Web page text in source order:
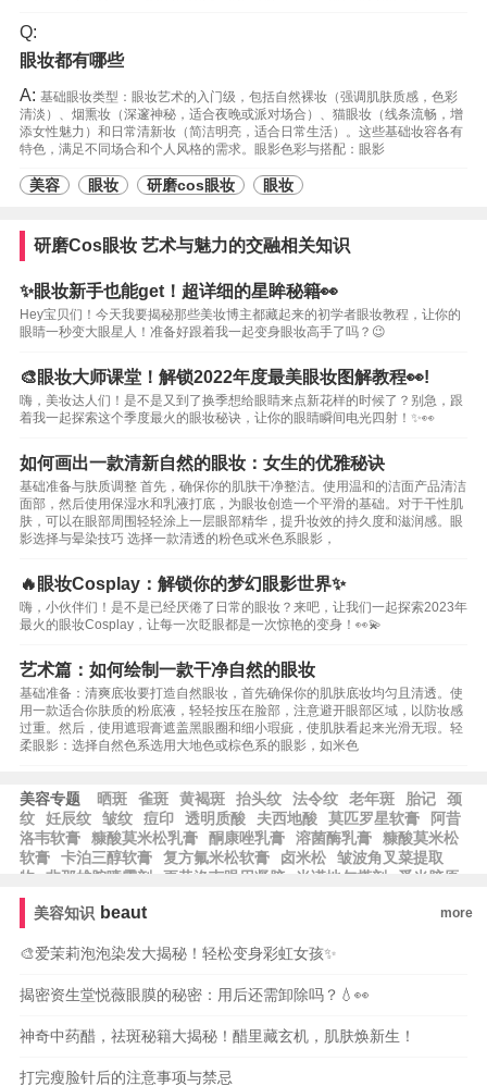
Q:
眼妆都有哪些
A: 基础眼妆类型：眼妆艺术的入门级，包括自然裸妆（强调肌肤质感，色彩
清淡）、烟熏妆（深邃神秘，适合夜晚或派对场合）、猫眼妆（线条流畅，增
添女性魅力）和日常清新妆（简洁明亮，适合日常生活）。这些基础妆容各有
特色，满足不同场合和个人风格的需求。眼影色彩与搭配：眼影
美容 眼妆 研磨cos眼妆 眼妆
研磨Cos眼妆 艺术与魅力的交融相关知识
✨眼妆新手也能get！超详细的星眸秘籍👀
Hey宝贝们！今天我要揭秘那些美妆博主都藏起来的初学者眼妆教程，让你的
眼睛一秒变大眼星人！准备好跟着我一起变身眼妆高手了吗？😉
🎨眼妆大师课堂！解锁2022年度最美眼妆图解教程👀!
嗨，美妆达人们！是不是又到了换季想给眼睛来点新花样的时候了？别急，跟
着我一起探索这个季度最火的眼妆秘诀，让你的眼睛瞬间电光四射！✨👀
如何画出一款清新自然的眼妆：女生的优雅秘诀
基础准备与肤质调整 首先，确保你的肌肤干净整洁。使用温和的洁面产品清洁
面部，然后使用保湿水和乳液打底，为眼妆创造一个平滑的基础。对于干性肌
肤，可以在眼部周围轻轻涂上一层眼部精华，提升妆效的持久度和滋润感。眼
影选择与晕染技巧 选择一款清透的粉色或米色系眼影，
🔥眼妆Cosplay：解锁你的梦幻眼影世界✨
嗨，小伙伴们！是不是已经厌倦了日常的眼妆？来吧，让我们一起探索2023年
最火的眼妆Cosplay，让每一次眨眼都是一次惊艳的变身！👀💫
艺术篇：如何绘制一款干净自然的眼妆
基础准备：清爽底妆要打造自然眼妆，首先确保你的肌肤底妆均匀且清透。使
用一款适合你肤质的粉底液，轻轻按压在脸部，注意避开眼部区域，以防妆感
过重。然后，使用遮瑕膏遮盖黑眼圈和细小瑕疵，使肌肤看起来光滑无瑕。轻
柔眼影：选择自然色系选用大地色或棕色系的眼影，如米色
美容专题 晒斑 雀斑 黄褐斑 抬头纹 法令纹 老年斑 胎记
颈
纹
妊辰纹 皱纹 痘印 透明质酸 夫西地酸 莫匹罗星软膏
阿昔
洛韦软膏
糠酸莫米松乳膏 酮康唑乳膏 溶菌酶乳膏
糠酸莫米松
软膏
卡泊三醇软膏 复方氟米松软膏 卤米松
皱波角叉菜提取
物
非那雄胺喷雾剂 更昔洛韦眼用凝胶 米诺地尔搽剂
觅光胶原
炮
可
草莓籽油 玉龙茶香
露得清
美容知识 beaut more
🎨爱茉莉泡泡染发大揭秘！轻松变身彩虹女孩✨
揭密资生堂悦薇眼膜的秘密：用后还需卸除吗？💧👀
神奇中药醋，祛斑秘籍大揭秘！醋里藏玄机，肌肤焕新生！
打完瘦脸针后的注意事项与禁忌